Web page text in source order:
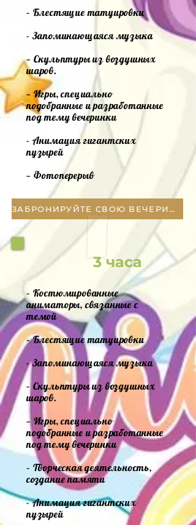
– Блестящие татуировки
- Запоминающаяся музыка
— Скульптуры из воздушных
шаров.
— Игры, специально
подобранные и разработанные
под тему вечеринки
- Анимация гигантских
пузырей
— Фотоперерыв
ЗАБРОНИРУЙТЕ СВОЮ ВЕЧЕРИНКУ
3 часа
– Костюмированные
аниматоры, связанные с
темой
– Блестящие татуировки
- Запоминающаяся музыка
– Скульптуры из воздушных
шаров.
— Игры, специально
подобранные и разработанные
под тему вечеринки
– Творческая деятельность,
создание памяти
- Анимация гигантских
пузырей